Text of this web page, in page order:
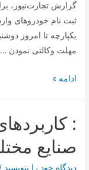
گزارش تجارت‌نیوز،
ثبت نام خودروهای
مهلت وکالتی نمودن …
متقاضیان
بخوانند/
ثبت
نام
ادامه »
:
صنایع
دیدگاه‌ خود را بنویسید